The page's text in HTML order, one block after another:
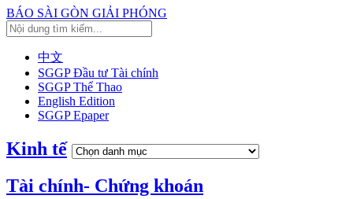
BÁO SÀI GÒN GIẢI PHÓNG
中文
SGGP Đầu tư Tài chính
SGGP Thể Thao
English Edition
SGGP Epaper
Kinh tế
Tài chính- Chứng khoán